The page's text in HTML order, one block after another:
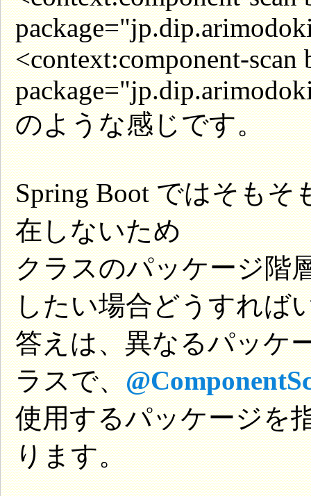
<context:component-scan
のような感じです。
Spring Boot ではそもそ
在しないため
クラスのパッケージ階
したい場合どうすれば
答えは、異なるパッケ
ラスで、
使用するパッケージを
ります。